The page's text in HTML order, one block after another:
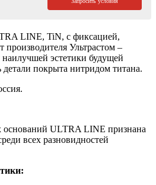
LINE, TiN, с фиксацией,
производителя Ультрастом –
наилучшей эстетики будущей
детали покрыта нитридом титана.
оснований ULTRA LINE признана
всех разновидностей